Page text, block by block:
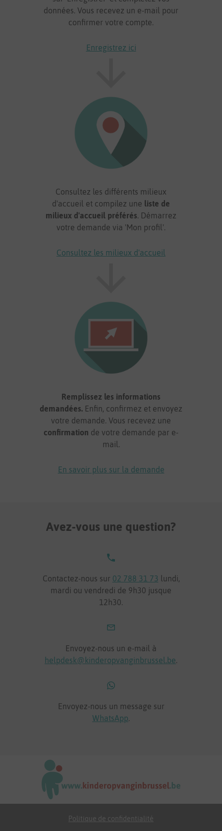
données. Vous recevez un e-mail pour
confirmer votre compte.
Enregistrez ici
Consultez les différents milieux
d'accueil et compilez une
liste de
milieux d'accueil préférés . Démarrez
votre demande via 'Mon profil'.
Consultez les milieux d'accueil
Remplissez les informations
demandées. Enfin, confirmez et envoyez
votre demande. Vous recevez une
confirmation de votre demande par e-
mail.
En savoir plus sur la demande
Avez-vous une question?
Contactez-nous sur 02 788 31 73 lundi,
mardi ou vendredi de 9h30 jusque
12h30.
Envoyez-nous un e-mail à
helpdesk@kinderopvanginbrussel.be
Envoyez-nous un message sur
WhatsApp
Politique de confidentialité